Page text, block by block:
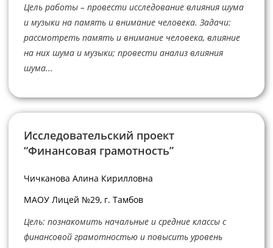
Цель работы – провести исследование влияния шума
и музыки на память и внимание человека. Задачи:
рассмотреть память и внимание человека, влияние
на них шума и музыки; провести анализ влияния
шума...
Исследовательский проект
“Финансовая грамотность”
Чичканова Алина Кирилловна
МАОУ Лицей №29, г. Тамбов
Цель: познакомить начальные и средние классы с
финансовой грамотностью и повысить уровень